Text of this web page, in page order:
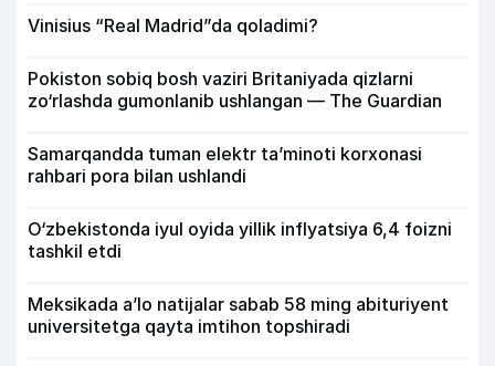
Vinisius “Real Madrid”da qoladimi?
Pokiston sobiq bosh vaziri Britaniyada qizlarni
zo‘rlashda gumonlanib ushlangan — The Guardian
Samarqandda tuman elektr ta’minoti korxonasi
rahbari pora bilan ushlandi
O‘zbekistonda iyul oyida yillik inflyatsiya 6,4 foizni
tashkil etdi
Meksikada a’lo natijalar sabab 58 ming abituriyent
universitetga qayta imtihon topshiradi